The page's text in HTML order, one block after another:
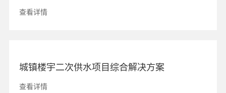
查看详情
城镇楼宇二次供水项目综合解决方案
查看详情